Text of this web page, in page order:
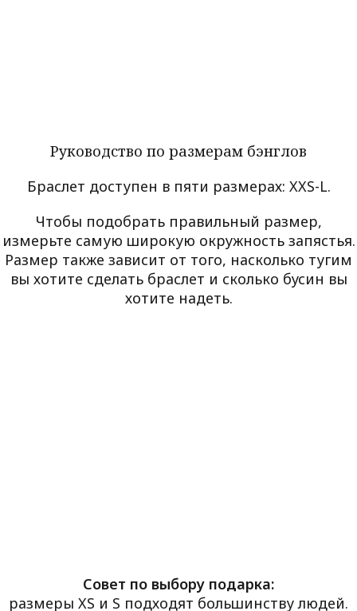
Руководство по размерам бэнглов
Браслет доступен в пяти размерах: XXS-L.
Чтобы подобрать правильный размер,
измерьте самую широкую окружность запястья.
Размер также зависит от того, насколько тугим
вы хотите сделать браслет и сколько бусин вы
хотите надеть.
Совет по выбору подарка:
размеры XS и S подходят большинству людей.